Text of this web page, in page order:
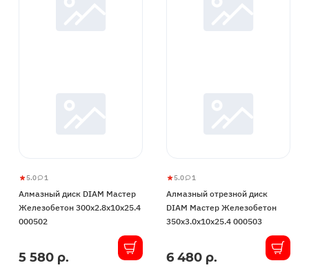
Алмазный
диск
DIAM
300x2.8x10x25.4
5.0
5
1 1
Алмазный диск DIAM Мастер
Железобетон 300x2.8x10x25.4
000502
В
5 580 р.
Алмазный
отрезной
диск
Железобетон
5.0
5
1 1
Алмазный отрезной диск
DIAM Мастер Железобетон
350x3.0x10x25.4 000503
В
6 480 р.